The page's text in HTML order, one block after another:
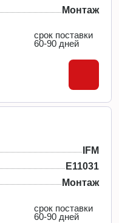
Монтаж
срок поставки
60-90 дней
IFM
E11031
Монтаж
срок поставки
60-90 дней